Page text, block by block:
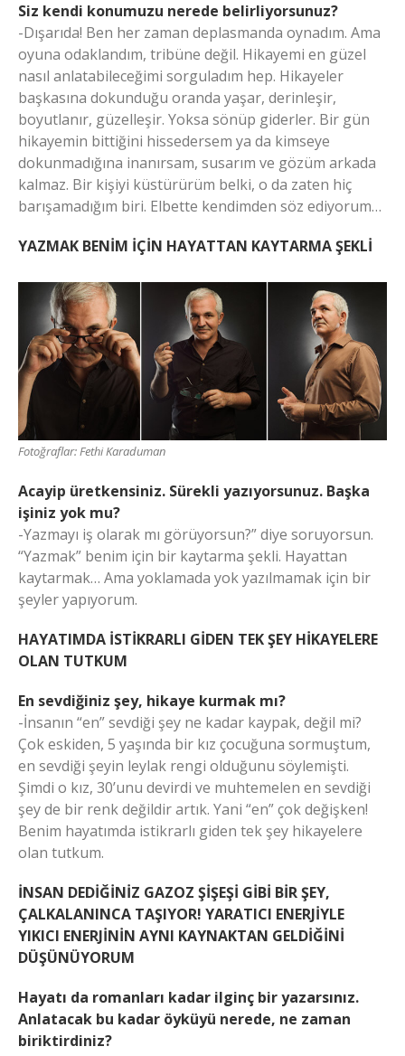
Siz kendi konumuzu nerede belirliyorsunuz?
-Dışarıda! Ben her zaman deplasmanda oynadım. Ama
oyuna odaklandım, tribüne değil. Hikayemi en güzel
nasıl anlatabileceğimi sorguladım hep. Hikayeler
başkasına dokunduğu oranda yaşar, derinleşir,
boyutlanır, güzelleşir. Yoksa sönüp giderler. Bir gün
hikayemin bittiğini hissedersem ya da kimseye
dokunmadığına inanırsam, susarım ve gözüm arkada
kalmaz. Bir kişiyi küstürürüm belki, o da zaten hiç
barışamadığım biri. Elbette kendimden söz ediyorum…
YAZMAK BENİM İÇİN HAYATTAN KAYTARMA ŞEKLİ
Fotoğraflar: Fethi Karaduman
Acayip üretkensiniz. Sürekli yazıyorsunuz. Başka
işiniz yok mu?
-Yazmayı iş olarak mı görüyorsun?” diye soruyorsun.
“Yazmak” benim için bir kaytarma şekli. Hayattan
kaytarmak… Ama yoklamada yok yazılmamak için bir
şeyler yapıyorum.
HAYATIMDA İSTİKRARLI GİDEN TEK ŞEY HİKAYELERE
OLAN TUTKUM
En sevdiğiniz şey, hikaye kurmak mı?
-İnsanın “en” sevdiği şey ne kadar kaypak, değil mi?
Çok eskiden, 5 yaşında bir kız çocuğuna sormuştum,
en sevdiği şeyin leylak rengi olduğunu söylemişti.
Şimdi o kız, 30’unu devirdi ve muhtemelen en sevdiği
şey de bir renk değildir artık. Yani “en” çok değişken!
Benim hayatımda istikrarlı giden tek şey hikayelere
olan tutkum.
İNSAN DEDİĞİNİZ GAZOZ ŞİŞEŞİ GİBİ BİR ŞEY,
ÇALKALANINCA TAŞIYOR! YARATICI ENERJİYLE
YIKICI ENERJİNİN AYNI KAYNAKTAN GELDİĞİNİ
DÜŞÜNÜYORUM
Hayatı da romanları kadar ilginç bir yazarsınız.
Anlatacak bu kadar öyküyü nerede, ne zaman
biriktirdiniz?